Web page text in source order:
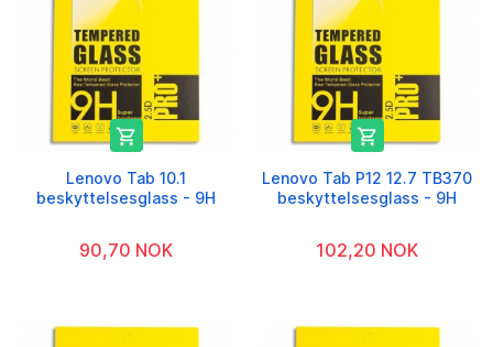

Lenovo Tab 10.1
beskyttelsesglass - 9H
90,70 NOK

Lenovo Tab P12 12.7 TB370
beskyttelsesglass - 9H
102,20 NOK